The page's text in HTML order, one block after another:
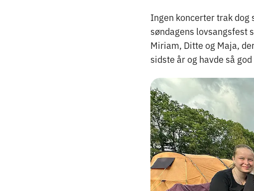
Ingen koncerter trak dog
søndagens lovsangsfest
Miriam, Ditte og Maja,
sidste år og havde så